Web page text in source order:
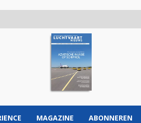
MAGAZINE ABONNEREN